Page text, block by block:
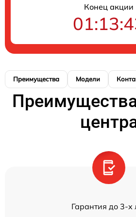
Конец акции
Преимущества Модели
Гарантия до 3-х